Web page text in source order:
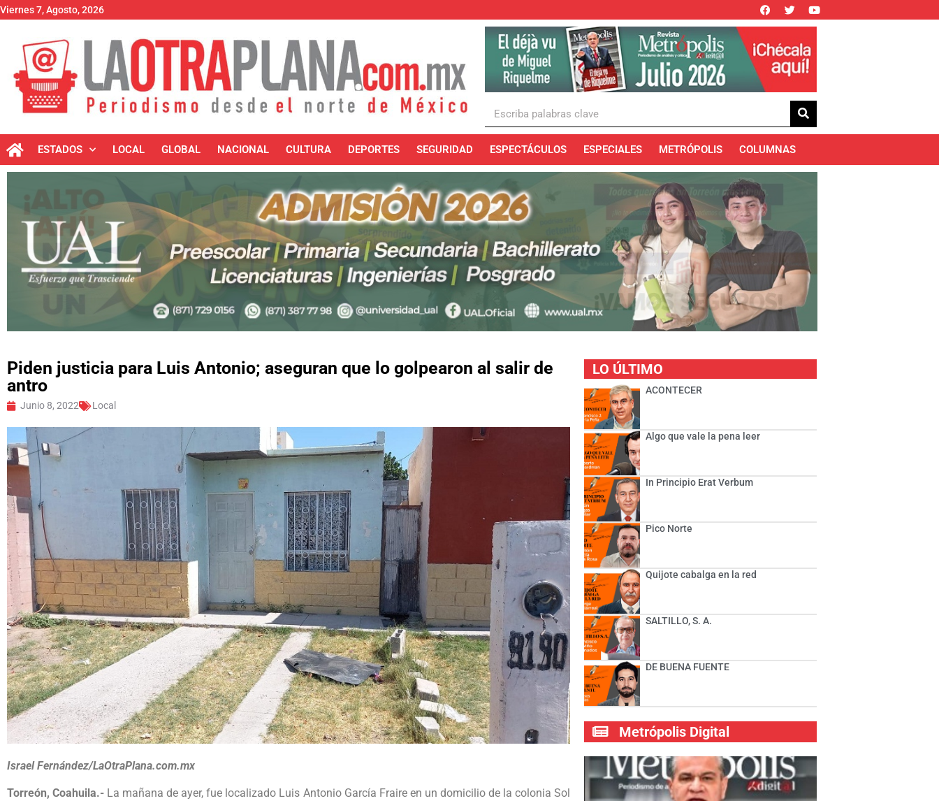
Viernes 7, Agosto, 2026
ESTADOS LOCAL GLOBAL NACIONAL CULTURA DEPORTES SEGURIDAD ESPECTÁCULOS ESPECIALES METRÓPOLIS COLUMNAS
Piden justicia para Luis Antonio; aseguran que lo golpearon al salir de
antro
Junio 8, 2022 Local
Israel Fernández/LaOtraPlana.com.mx
Torreón, Coahuila.- La mañana de ayer, fue localizado Luis Antonio García Fraire en un domicilio de la colonia Sol
LO ÚLTIMO
ACONTECER
Algo que vale la pena leer
In Principio Erat Verbum
Pico Norte
Quijote cabalga en la red
SALTILLO, S. A.
DE BUENA FUENTE
Metrópolis Digital